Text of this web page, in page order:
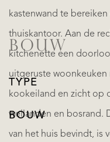
kastenwand te
thuiskantoor. Aan de
kitchenette een
uitgeruste woonkeuken
kookeiland en zicht op
weilanden en bosrand.
van het huis bevindt, is
BOUW
TYPE
BOUW